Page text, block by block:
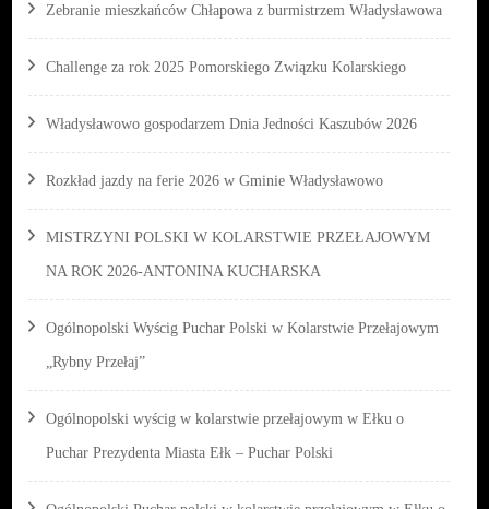
Zebranie mieszkańców Chłapowa z burmistrzem Władysławowa
Challenge za rok 2025 Pomorskiego Związku Kolarskiego
Władysławowo gospodarzem Dnia Jedności Kaszubów 2026
Rozkład jazdy na ferie 2026 w Gminie Władysławowo
MISTRZYNI POLSKI W KOLARSTWIE PRZEŁAJOWYM
NA ROK 2026-ANTONINA KUCHARSKA
Ogólnopolski Wyścig Puchar Polski w Kolarstwie Przełajowym
„Rybny Przełaj”
Ogólnopolski wyścig w kolarstwie przełajowym w Ełku o
Puchar Prezydenta Miasta Ełk – Puchar Polski